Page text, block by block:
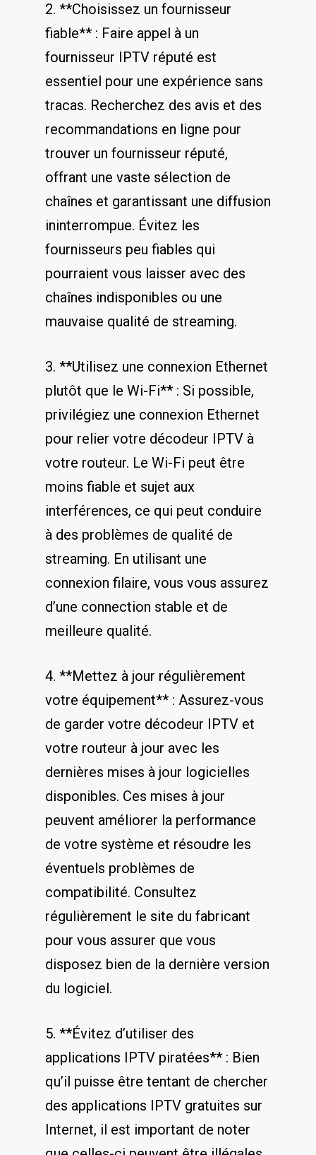
2. **Choisissez un fournisseur
fiable** :⁣ Faire appel à un
fournisseur IPTV réputé est​
essentiel pour ‌une expérience sans
⁣tracas. Recherchez des ⁣avis et des
recommandations en ligne pour
trouver⁢ un fournisseur réputé,
offrant une vaste‌ sélection de
chaînes ⁣et garantissant une diffusion
ininterrompue. Évitez‌ les
fournisseurs ​peu fiables qui
pourraient vous laisser avec des
chaînes indisponibles ou une
mauvaise qualité de⁣ streaming.
3. **Utilisez une connexion Ethernet
plutôt que le Wi-Fi** : Si possible,
privilégiez une connexion ⁢Ethernet
pour relier votre décodeur IPTV à
votre routeur. Le Wi-Fi peut être
moins​ fiable et sujet aux
interférences, ce qui peut conduire
à des problèmes de ​qualité‌ de
streaming. En utilisant une
connexion ‍filaire, vous vous assurez⁢
d’une connection⁢ stable‍ et‌ de
meilleure qualité.
4.‌ **Mettez à jour régulièrement
votre ⁢équipement** : Assurez-vous
de garder votre décodeur IPTV et
votre routeur à jour avec‍ les
dernières mises à jour logicielles
disponibles. Ces mises à jour
peuvent améliorer la performance
de votre ⁤système et résoudre les
éventuels problèmes de
compatibilité. Consultez
régulièrement⁤ le site du fabricant
pour vous assurer que vous
disposez ‍bien de la dernière version
du logiciel.
5. **Évitez d’utiliser des
applications IPTV piratées** : Bien‌
qu’il puisse ⁣être tentant de chercher
​des applications IPTV gratuites ⁤sur
Internet, ‍il‍ est‍ important de noter